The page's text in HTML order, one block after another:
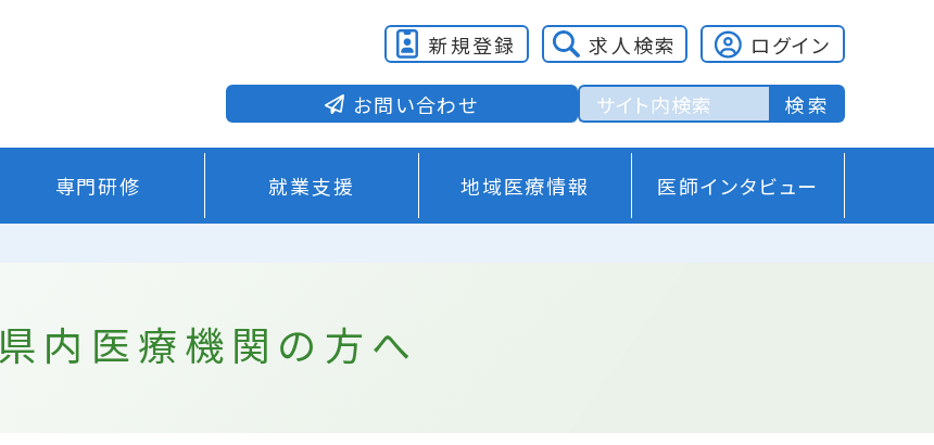
新規登録 求人検索 ログイン
お問い合わせ
専門研修 就業支援 地域医療情報 医師インタビュー
県内医療機関の方へ